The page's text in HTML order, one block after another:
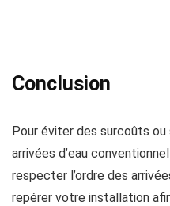
Conclusion
Pour éviter des surcoûts
arrivées d’eau
respecter l’ordre des
repérer votre installation